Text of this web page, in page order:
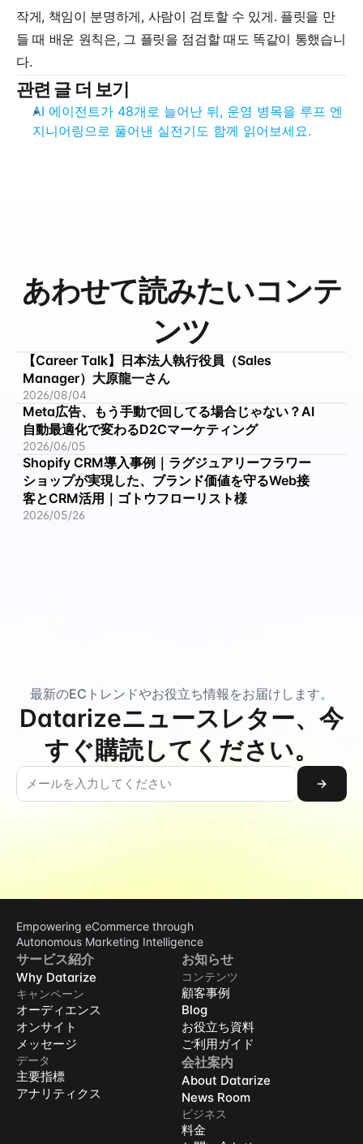
작게, 책임이 분명하게, 사람이 검토할 수 있게. 플릿을 만
들 때 배운 원칙은, 그 플릿을 점검할 때도 똑같이 통했습니
다.
관련 글 더 보기
AI 에이전트가 48개로 늘어난 뒤, 운영 병목을 루프 엔
지니어링으로 풀어낸 실전기도 함께 읽어보세요.
あわせて読みたいコンテ
ンツ
【Career Talk】日本法人執行役員（Sales
Manager）大原龍一さん
2026/08/04
Meta広告、もう手動で回してる場合じゃない？AI
自動最適化で変わるD2Cマーケティング
2026/06/05
Shopify CRM導入事例｜ラグジュアリーフラワー
ショップが実現した、ブランド価値を守るWeb接
客とCRM活用｜ゴトウフローリスト様
2026/05/26
最新のECトレンドやお役立ち情報をお届けします。
Datarizeニュースレター、今
すぐ購読してください。
→
Empowering eCommerce through
Autonomous Marketing Intelligence
サービス紹介
Why Datarize
キャンペーン
オーディエンス
オンサイト
メッセージ
データ
主要指標
アナリティクス
お知らせ
コンテンツ
顧客事例
Blog
お役立ち資料
ご利用ガイド
会社案内
About Datarize
News Room
ビジネス
料金